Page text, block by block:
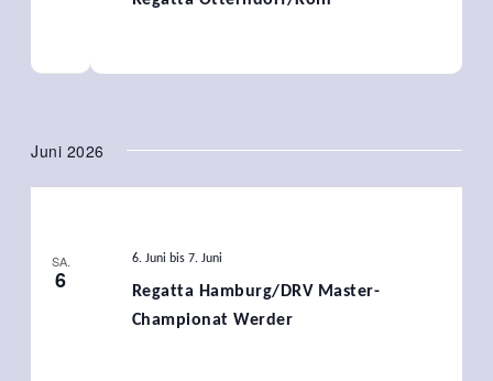
Juni 2026
SA.
6
Regatta Hamburg/DRV Master-
Championat Werder
6. Juni bis 7. Juni